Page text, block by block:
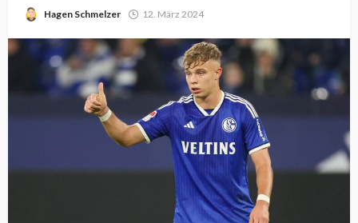
Hagen Schmelzer 12. März 2024